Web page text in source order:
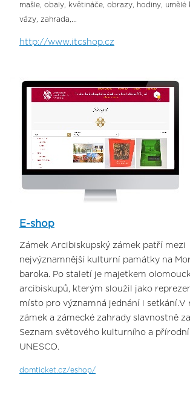
mašle, obaly, květináče, obrazy, hodiny, umělé
vázy, zahrada,...
http://www.itcshop.cz
E-shop
Zámek Arcibiskupský zámek patří mezi
nejvýznamnější kulturní památky na
baroka. Po staletí je majetkem
arcibiskupů, kterým sloužil jako
místo pro významná jednání i setkání.V
zámek a zámecké zahrady slavnostně
Seznam světového kulturního a
UNESCO.
domticket.cz/eshop/